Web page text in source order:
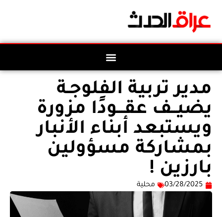
مدير تربية الفلوجـة
يضيــف عقـــودًا مزورة
ويستبعد أبناء الأنبار
بمشاركة مسؤولين
بارزين !
03/28/2025 محلية